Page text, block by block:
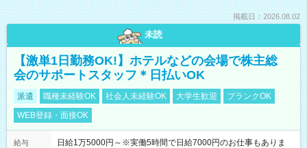
掲載日：2026.08.02
未読
【激単1日勤務OK!】ホテルなどの会場で株主総
会のサポートスタッフ＊日払いOK
派遣 職種未経験OK 社会人未経験OK 大学生歓迎
ブランクOK
WEB登録・面接OK
給与
日給1万5000円～※実働5時間で日給7000円のお仕事もありま